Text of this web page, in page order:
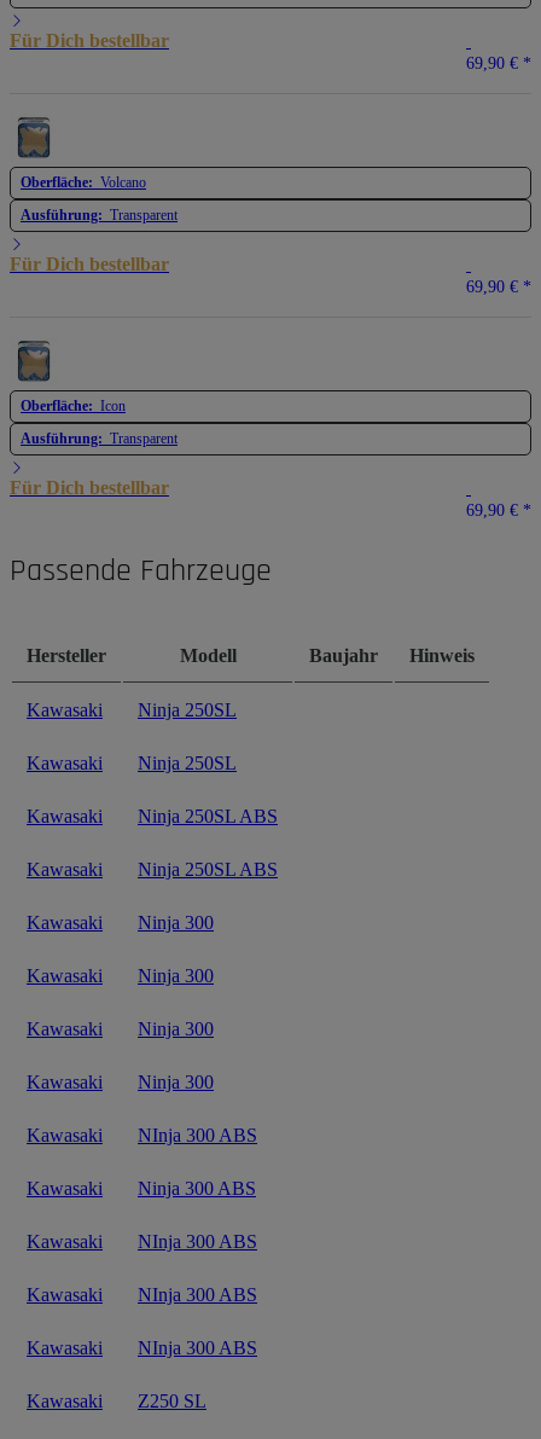
Für Dich bestellbar
69,90 € *
Oberfläche: Volcano
Ausführung: Transparent
Für Dich bestellbar
69,90 € *
Oberfläche: Icon
Ausführung: Transparent
Für Dich bestellbar
69,90 € *
Passende Fahrzeuge
Hersteller Modell Baujahr Hinweis
Kawasaki Ninja 250SL
Kawasaki Ninja 250SL
Kawasaki Ninja 250SL ABS
Kawasaki Ninja 250SL ABS
Kawasaki Ninja 300
Kawasaki Ninja 300
Kawasaki Ninja 300
Kawasaki Ninja 300
Kawasaki NInja 300 ABS
Kawasaki Ninja 300 ABS
Kawasaki NInja 300 ABS
Kawasaki NInja 300 ABS
Kawasaki NInja 300 ABS
Kawasaki Z250 SL